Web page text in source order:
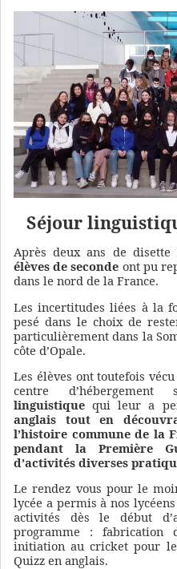
Séjour
Après deux ans de
élèves de seconde ont pu
dans le nord de la France.
Les incertitudes liées à la
pesé dans le choix de
particulièrement dans la
côte d’Opale.
Les élèves ont toutefois
centre
linguistique qui leur a
anglais tout en
l’histoire commune de la
pendant la Première
d’activités diverses
Le rendez vous pour le
lycée a permis à nos
activités dès le début
programme :
initiation au cricket pour
Quizz en anglais.